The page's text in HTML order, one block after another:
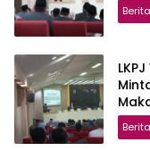
Berita
Berita